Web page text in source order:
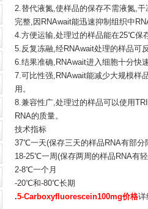
2.替代液氮,使样品的保存不需液氮,
完整,因RNAwait能迅速抑制组织中
4.方便运输,处理过的样品能在25℃保
5.反复冻融,经RNAwait处理的样品可
6.结果准确,RNAwait进入细胞十分快
7.可比性强,RNAwait能减少大规模样
用。
8.兼容性广,处理过的样品可以使用
RNA的质量。
技术指标
37℃一天(保存三天的样品RNA有部分
18-25℃一周(保存两周的样品RNA有
2-8℃一个月
-20℃和-80℃长期
.5-Carboxyfluorescein100mg价格详